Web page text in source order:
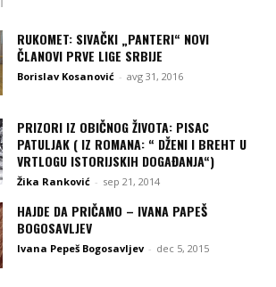
RUKOMET: SIVAČKI „PANTERI“ NOVI
ČLANOVI PRVE LIGE SRBIJE
Borislav Kosanović - avg 31, 2016
PRIZORI IZ OBIČNOG ŽIVOTA: PISAC
PATULJAK ( IZ ROMANA: “ DŽENI I BREHT U
VRTLOGU ISTORIJSKIH DOGAĐANJA“)
Žika Ranković - sep 21, 2014
HAJDE DA PRIČAMO – IVANA PAPEŠ
BOGOSAVLJEV
Ivana Pepeš Bogosavljev - dec 5, 2015